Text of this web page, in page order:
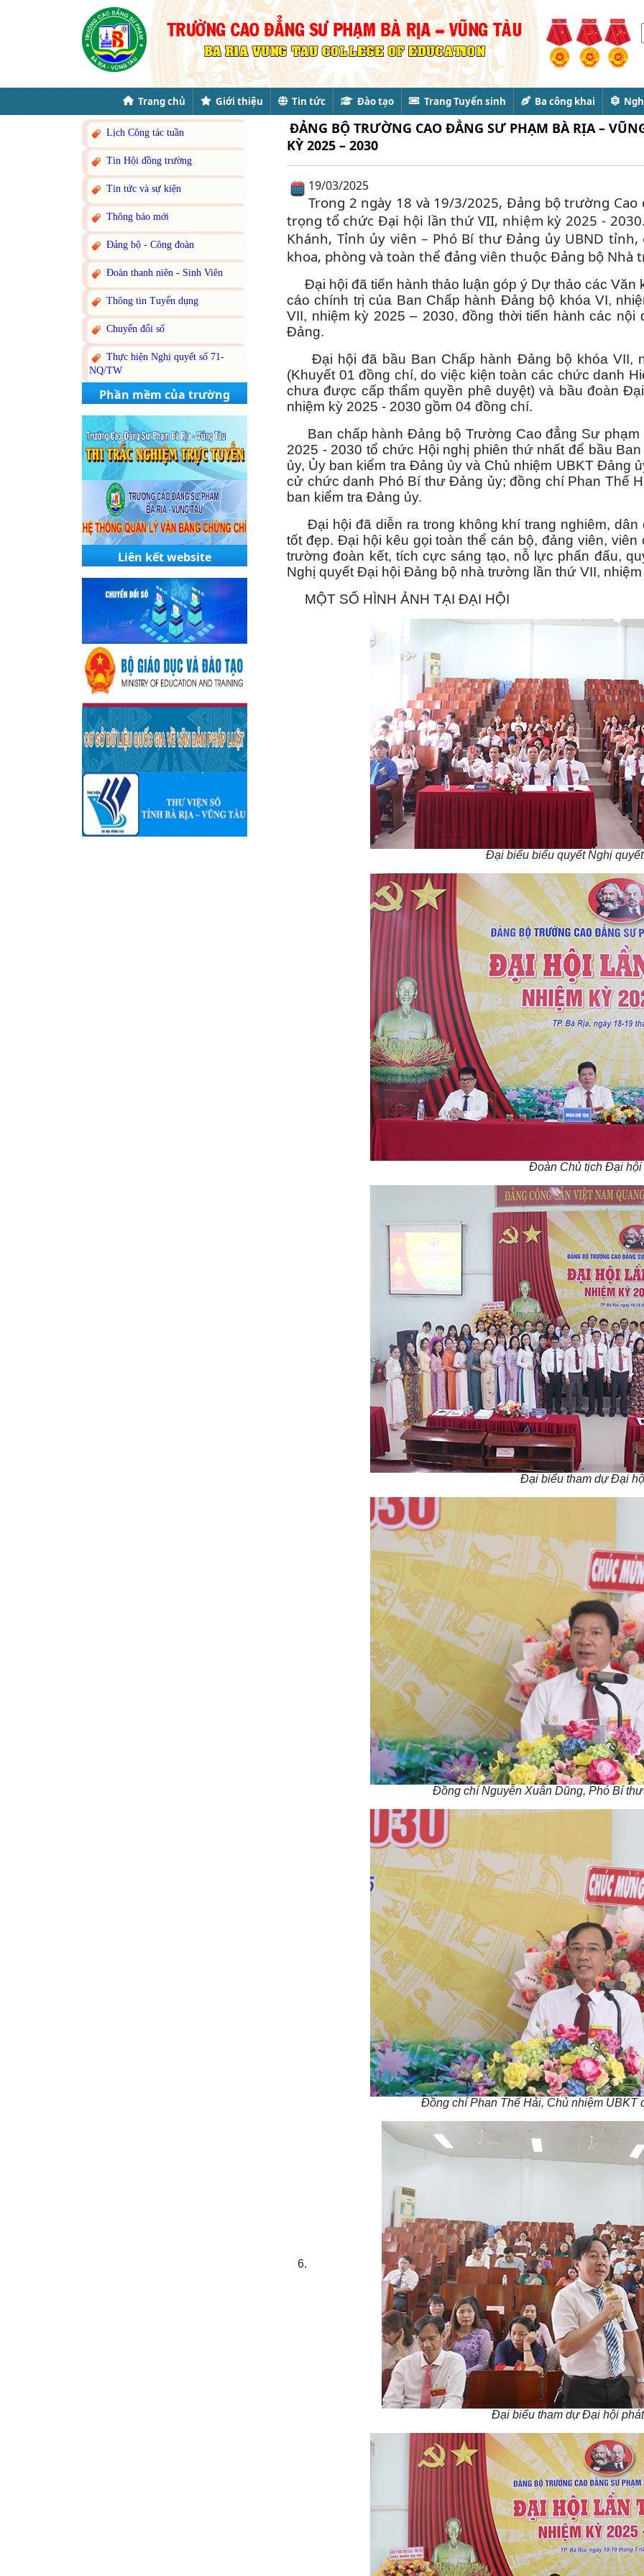
Trang chủ Giới thiệu Tin tức Đào tạo Trang Tuyển sinh Ba công khai
Lịch Công tác tuần
Tin Hội đồng trường
Tin tức và sự kiện
Thông báo mới
Đảng bộ - Công đoàn
Đoàn thanh niên - Sinh Viên
Thông tin Tuyển dụng
Chuyển đổi số
Thực hiện Nghị quyết số 71-
NQ/TW
Phần mềm của trường
Liên kết website
ĐẢNG BỘ TRƯỜNG CAO ĐẲNG SƯ PHẠM BÀ RỊA –
KỲ 2025 – 2030
19/03/2025
Trong 2 ngày 18 và 19/3/2025, Đảng bộ trường Cao
trọng tổ chức Đại hội lần thứ VII, nhiệm kỳ 2025 -
Khánh, Tỉnh ủy viên – Phó Bí thư Đảng ủy UBND
khoa, phòng và toàn thể đảng viên thuộc Đảng bộ Nhà
Đại hội đã tiến hành thảo luận góp ý Dự thảo các Văn
cáo chính trị của Ban Chấp hành Đảng bộ khóa VI,
VII, nhiệm kỳ 2025 – 2030, đồng thời tiến hành các
Đảng.
Đại hội đã bầu Ban Chấp hành Đảng bộ khóa VII,
(Khuyết 01 đồng chí, do việc kiện toàn các chức danh
chưa được cấp thẩm quyền phê duyệt) và bầu đoàn
nhiệm kỳ 2025 - 2030 gồm 04 đồng chí.
Ban chấp hành Đảng bộ Trường Cao đẳng Sư phạm
2025 - 2030 tổ chức Hội nghị phiên thứ nhất để bầu
ủy, Ủy ban kiểm tra Đảng ủy và Chủ nhiệm UBKT Đảng
cử chức danh Phó Bí thư Đảng ủy; đồng chí Phan Thế
ban kiểm tra Đảng ủy.
Đại hội đã diễn ra trong không khí trang nghiêm, dân
tốt đẹp. Đại hội kêu gọi toàn thể cán bộ, đảng viên,
trường đoàn kết, tích cực sáng tạo, nỗ lực phấn đấu,
Nghị quyết Đại hội Đảng bộ nhà trường lần thứ VII,
MỘT SỐ HÌNH ẢNH TẠI ĐẠI HỘI
Đại biểu biểu quyết Nghị
Đoàn Chủ tịch Đại hội
Đại biểu tham dự Đại
Đồng chí Nguyễn Xuân Dũng, Phó Bí
Đồng chí Phan Thế Hải, Chủ nhiệm UBKT
Đại biểu tham dự Đại hội